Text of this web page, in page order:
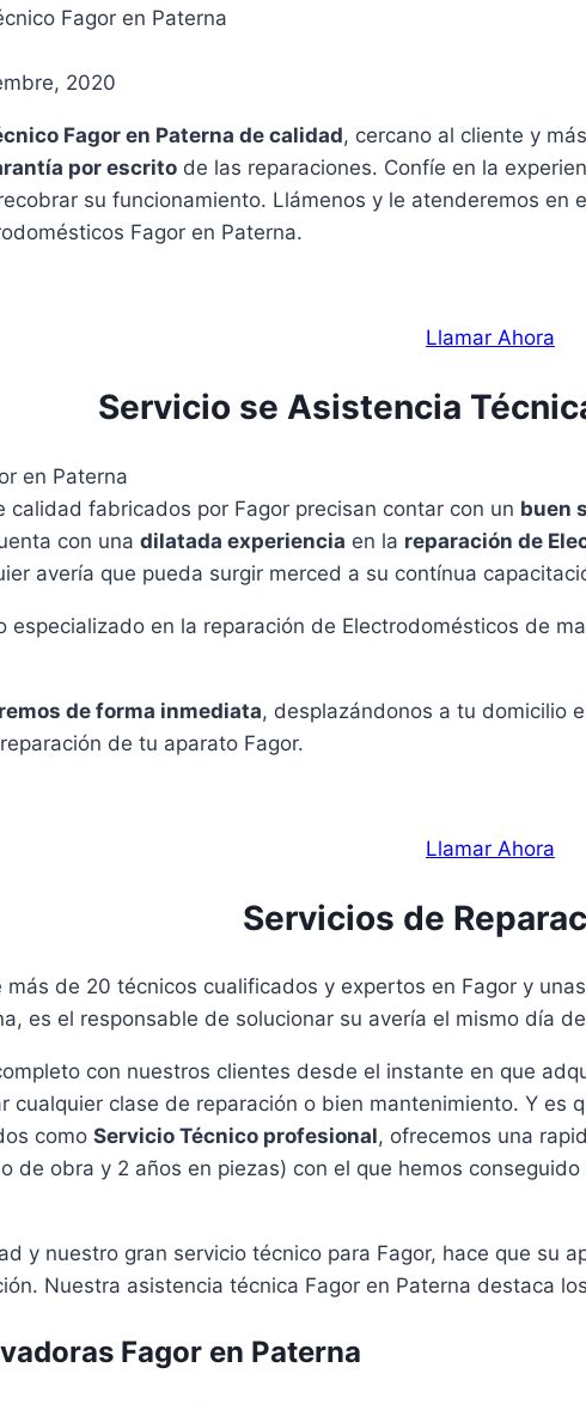
Fagor en Paterna
2020
Fagor en Paterna de calidad, cercano al cliente y
por escrito de las reparaciones. Confíe en la
su funcionamiento. Llámenos y le atenderemos
Fagor en Paterna.
Llamar Ahora
Servicio se Asistencia
calidad fabricados por Fagor precisan contar con un buen
con una dilatada experiencia en la reparación de
avería que pueda surgir merced a su contínua
especializado en la reparación de Electrodomésticos de
de forma inmediata, desplazándonos a tu domicilio
de tu aparato Fagor.
Llamar Ahora
Servicios de
más de 20 técnicos cualificados y expertos en Fagor y unas
es el responsable de solucionar su avería el mismo día
con nuestros clientes desde el instante en que
cualquier clase de reparación o bien mantenimiento. Y es
como Servicio Técnico profesional, ofrecemos una
de obra y 2 años en piezas) con el que hemos
y nuestro gran servicio técnico para Fagor, hace que su
Nuestra asistencia técnica Fagor en Paterna destaca
Fagor en Paterna